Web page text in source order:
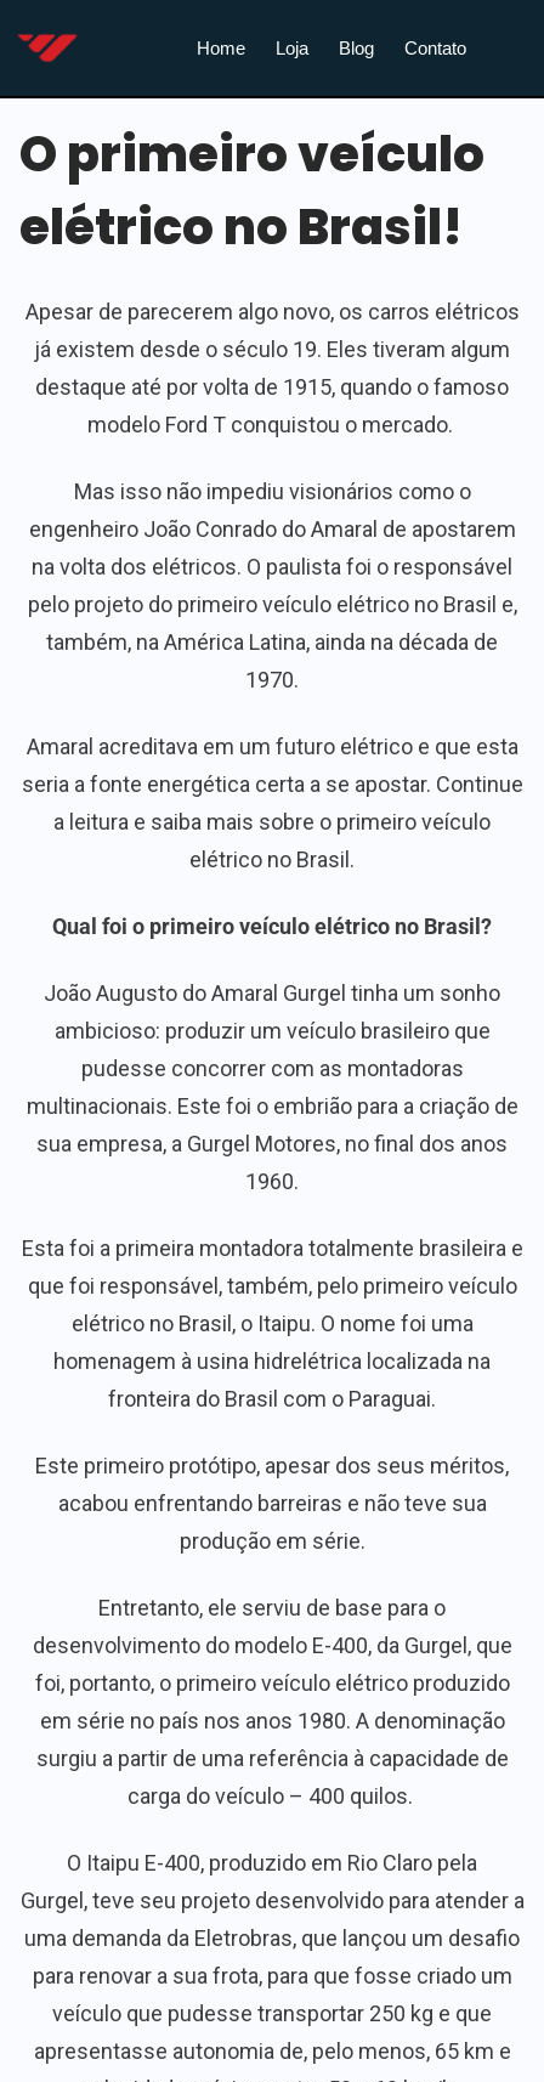
Home Loja Blog Contato
O primeiro veículo
elétrico no Brasil!
Apesar de parecerem algo novo, os carros elétricos
já existem desde o século 19. Eles tiveram algum
destaque até por volta de 1915, quando o famoso
modelo Ford T conquistou o mercado.
Mas isso não impediu visionários como o
engenheiro João Conrado do Amaral de apostarem
na volta dos elétricos. O paulista foi o responsável
pelo projeto do primeiro veículo elétrico no Brasil e,
também, na América Latina, ainda na década de
1970.
Amaral acreditava em um futuro elétrico e que esta
seria a fonte energética certa a se apostar. Continue
a leitura e saiba mais sobre o primeiro veículo
elétrico no Brasil.
Qual foi o primeiro veículo elétrico no Brasil?
João Augusto do Amaral Gurgel tinha um sonho
ambicioso: produzir um veículo brasileiro que
pudesse concorrer com as montadoras
multinacionais. Este foi o embrião para a criação de
sua empresa, a Gurgel Motores, no final dos anos
1960.
Esta foi a primeira montadora totalmente brasileira e
que foi responsável, também, pelo primeiro veículo
elétrico no Brasil, o Itaipu. O nome foi uma
homenagem à usina hidrelétrica localizada na
fronteira do Brasil com o Paraguai.
Este primeiro protótipo, apesar dos seus méritos,
acabou enfrentando barreiras e não teve sua
produção em série.
Entretanto, ele serviu de base para o
desenvolvimento do modelo E-400, da Gurgel, que
foi, portanto, o primeiro veículo elétrico produzido
em série no país nos anos 1980. A denominação
surgiu a partir de uma referência à capacidade de
carga do veículo – 400 quilos.
O Itaipu E-400, produzido em Rio Claro pela
Gurgel, teve seu projeto desenvolvido para atender a
uma demanda da Eletrobras, que lançou um desafio
para renovar a sua frota, para que fosse criado um
veículo que pudesse transportar 250 kg e que
apresentasse autonomia de, pelo menos, 65 km e